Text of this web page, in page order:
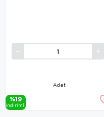
Adet
%19
i̇ndi̇ri̇mli̇